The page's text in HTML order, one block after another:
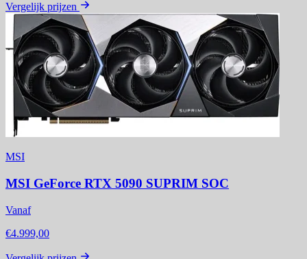
Vergelijk prijzen
MSI
MSI GeForce RTX 5090 SUPRIM SOC
Vanaf
€4.999,00